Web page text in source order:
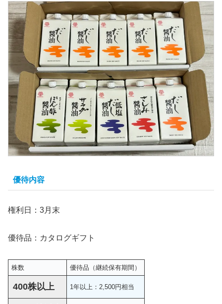
優待内容
権利日：3月末
優待品：カタログギフト
株数 優待品（継続保有期間）
400株以上 1年以上：2,500円相当